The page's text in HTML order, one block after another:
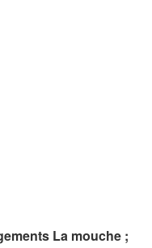
La mouche ;